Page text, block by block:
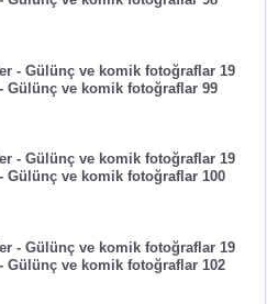
Gülünç ve komik fotoğraflar 99
Gülünç ve komik fotoğraflar 100
Gülünç ve komik fotoğraflar 102